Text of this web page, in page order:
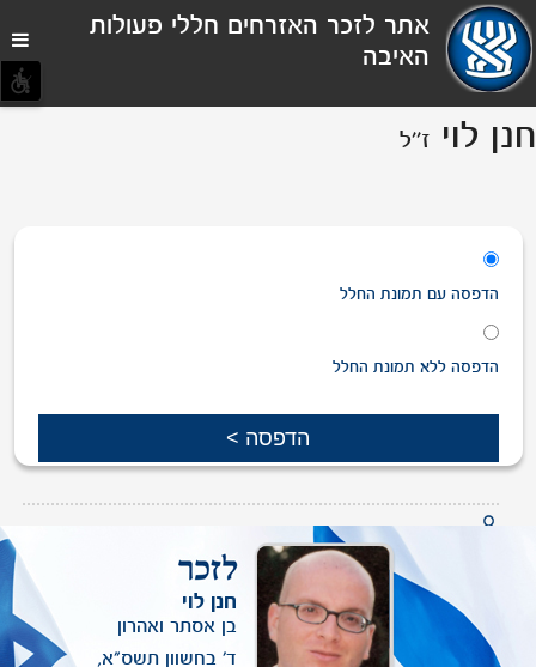
תפריט
נגישות
אתר לזכר האזרחים חללי פעולות
האיבה
חנן לוי ז''ל
הדפסהעם תמונת החלל
הדפסהללא תמונת החלל
לעדכון תמונת יקירך שמופיעה באתר, ניתן לפנות אלינו
חנן לוי
בן אסתר ואהרון
ד' בחשוון תשס"א,